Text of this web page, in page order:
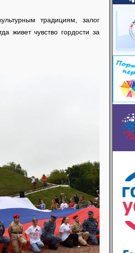
традициям, залог
живет чувство гордости за